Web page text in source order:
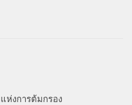
แห่งการต้มกรอง